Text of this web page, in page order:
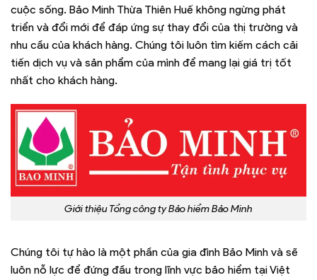
cuộc sống. Bảo Minh Thừa Thiên Huế không ngừng phát
triển và đổi mới để đáp ứng sự thay đổi của thị trường và
nhu cầu của khách hàng. Chúng tôi luôn tìm kiếm cách cải
tiến dịch vụ và sản phẩm của mình để mang lại giá trị tốt
nhất cho khách hàng.
Giới thiệu Tổng công ty Bảo hiểm Bảo Minh
Chúng tôi tự hào là một phần của gia đình Bảo Minh và sẽ
luôn nỗ lực để đứng đầu trong lĩnh vực bảo hiểm tại Việt